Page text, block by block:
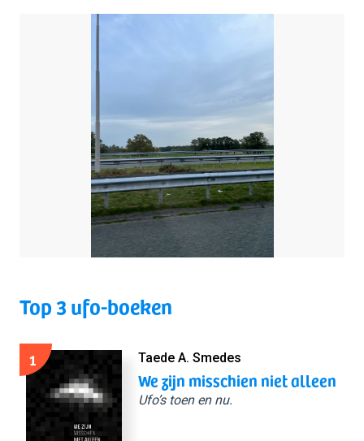
Top 3 ufo-boeken
1 Taede A. Smedes
We zijn misschien niet alleen
Ufo’s toen en nu.